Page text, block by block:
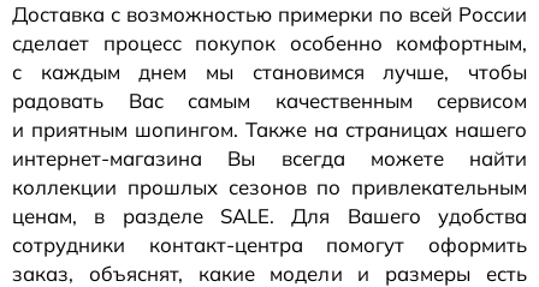
Доставка с возможностью примерки по всей России
сделает процесс покупок особенно комфортным,
с каждым днем мы становимся лучше, чтобы
радовать Вас самым качественным сервисом
и приятным шопингом. Также на страницах нашего
интернет-магазина Вы всегда можете найти
коллекции прошлых сезонов по привлекательным
ценам, в разделе SALE. Для Вашего удобства
сотрудники контакт-центра помогут оформить
заказ, объяснят, какие модели и размеры есть